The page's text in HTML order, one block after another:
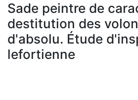
À propos
Sade peintre de
destitution des
d'absolu. Étude
lefortienne